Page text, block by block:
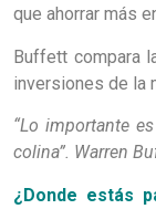
que ahorrar más
Buffett compara
inversiones de la
“Lo importante
colina”. Warren
¿Donde estás